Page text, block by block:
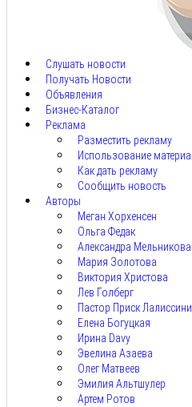
Слушать новости
Получать Новости
Объявления
Бизнес-Каталог
Реклама
Разместить рекламу
Использование
Как дать рекламу
Сообщить новость
Авторы
Меган Хорхенсен
Ольга Федак
Александра Мельникова
Мария Золотова
Виктория Христова
Лев Голберг
Пастор Приск Лалиссини
Елена Богуцкая
Ирина Davy
Эвелина Азаева
Олег Матвеев
Эмилия Альтшулер
Артем Ротов